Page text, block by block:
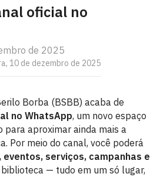
oficial no
de 2025
10 de dezembro de 2025
Borba (BSBB) acaba de
no WhatsApp, um novo espaço
para aproximar ainda mais a
Por meio do canal, você poderá
eventos, serviços, campanhas e
— tudo em um só lugar,